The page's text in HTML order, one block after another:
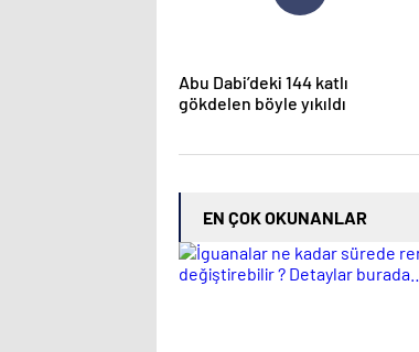
Abu Dabi’deki 144 katlı
gökdelen böyle yıkıldı
EN ÇOK OKUNANLAR